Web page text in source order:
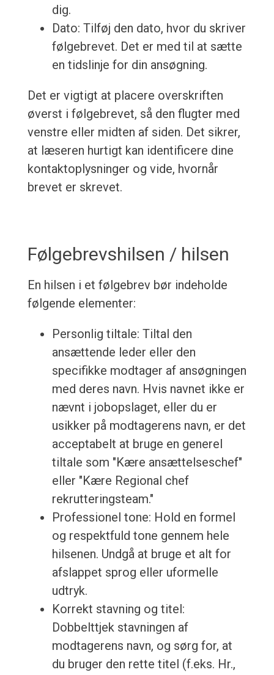
dig.
Dato: Tilføj den dato, hvor du skriver
følgebrevet. Det er med til at sætte
en tidslinje for din ansøgning.
Det er vigtigt at placere overskriften
øverst i følgebrevet, så den flugter med
venstre eller midten af siden. Det sikrer,
at læseren hurtigt kan identificere dine
kontaktoplysninger og vide, hvornår
brevet er skrevet.
Følgebrevshilsen / hilsen
En hilsen i et følgebrev bør indeholde
følgende elementer:
Personlig tiltale: Tiltal den
ansættende leder eller den
specifikke modtager af ansøgningen
med deres navn. Hvis navnet ikke er
nævnt i jobopslaget, eller du er
usikker på modtagerens navn, er det
acceptabelt at bruge en generel
tiltale som "Kære ansættelseschef"
eller "Kære Regional chef
rekrutteringsteam."
Professionel tone: Hold en formel
og respektfuld tone gennem hele
hilsenen. Undgå at bruge et alt for
afslappet sprog eller uformelle
udtryk.
Korrekt stavning og titel:
Dobbelttjek stavningen af
modtagerens navn, og sørg for, at
du bruger den rette titel (f.eks. Hr.,